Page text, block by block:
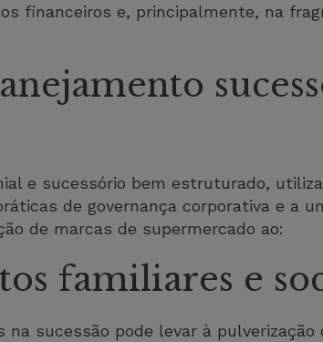
financeiros e, principalmente, na
e sucessório bem estruturado,
de governança corporativa e a
de marcas de supermercado ao:
familiares e
na sucessão pode levar à